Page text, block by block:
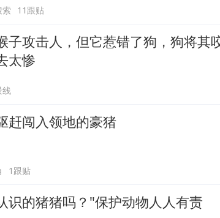
索 11跟贴
子攻击人，但它惹错了狗，狗将其
太惨
线
赶闯入领地的豪猪
1跟贴
识的猪猪吗？"保护动物人人有责